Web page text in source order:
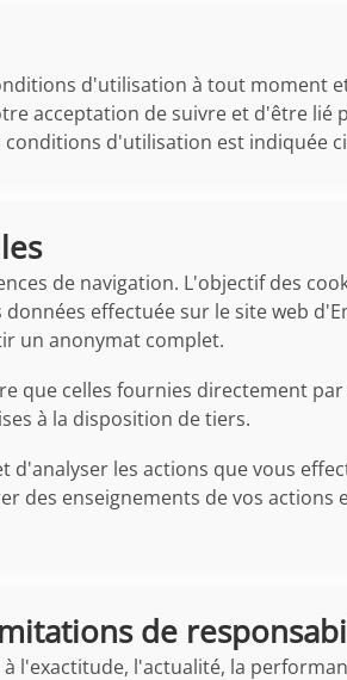
d'utilisation à tout moment
acceptation de suivre et d'être lié
d'utilisation est indiquée
de navigation. L'objectif des
effectuée sur le site web
un anonymat complet.
que celles fournies directement
à la disposition de tiers.
les actions que vous
des enseignements de vos actions
de
l'exactitude, l'actualité, la